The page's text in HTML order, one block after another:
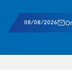
08/08/2026